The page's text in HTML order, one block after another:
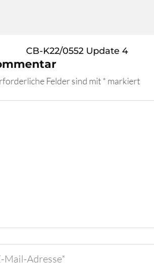
CB-K22/0552 Update 4
Felder sind mit* markiert